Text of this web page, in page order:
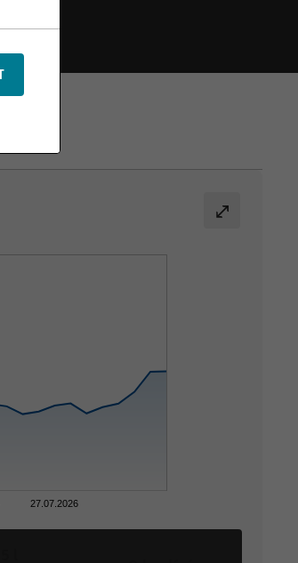
27.07.2026